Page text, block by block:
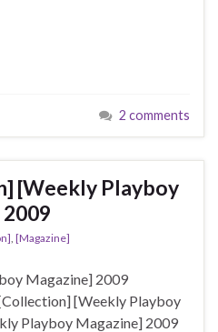
2 comments
[Weekly Playboy
, [Magazine]
Magazine] 2009
[Weekly Playboy
Playboy Magazine] 2009